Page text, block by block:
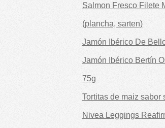
Salmon Fresco Filete
(plancha, sarten)
Jamón Ibérico De
Jamón Ibérico Bertín
75g
Tortitas de maiz sabor
Nivea Leggings